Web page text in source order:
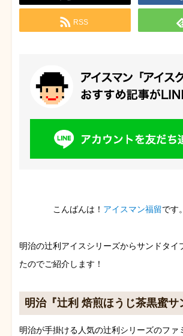
RSS
こんばんは！ アイスマン福留です。
明治の辻利アイスシリーズからサンドタイ
たのでご紹介します！
明治『辻利 焙煎ほうじ茶黒蜜サ
明治が手掛ける人気の辻利シリーズのファ